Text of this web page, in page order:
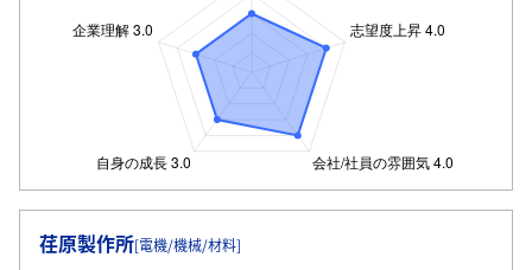
荏原製作所[電機/機械/材料]
ログイン・会員登録